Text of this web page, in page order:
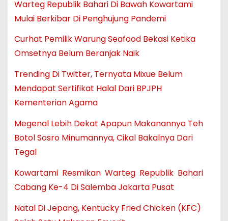
Warteg Republik Bahari Di Bawah Kowartami
Mulai Berkibar Di Penghujung Pandemi
Curhat Pemilik Warung Seafood Bekasi Ketika
Omsetnya Belum Beranjak Naik
Trending Di Twitter, Ternyata Mixue Belum
Mendapat Sertifikat Halal Dari BPJPH
Kementerian Agama
Megenal Lebih Dekat Apapun Makanannya Teh
Botol Sosro Minumannya, Cikal Bakalnya Dari
Tegal
Kowartami Resmikan Warteg Republik Bahari
Cabang Ke-4 Di Salemba Jakarta Pusat
Natal Di Jepang, Kentucky Fried Chicken (KFC)